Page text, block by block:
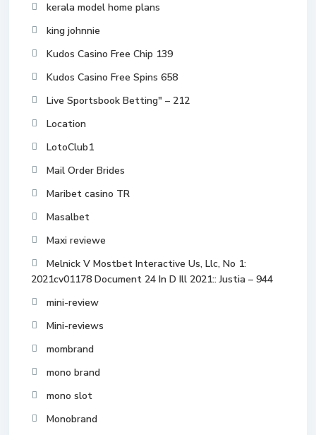
kerala model home plans
king johnnie
Kudos Casino Free Chip 139
Kudos Casino Free Spins 658
Live Sportsbook Betting" – 212
Location
LotoClub1
Mail Order Brides
Maribet casino TR
Masalbet
Maxi reviewe
Melnick V Mostbet Interactive Us, Llc, No 1:
2021cv01178 Document 24 In D Ill 2021:: Justia – 944
mini-review
Mini-reviews
mombrand
mono brand
mono slot
Monobrand